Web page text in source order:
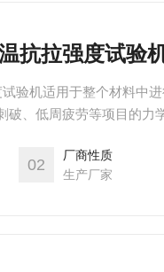
抗拉强度试验
验机适用于整个材料中
破、低周疲劳等项目的力
证，洽谈。
02
厂商性质
生产厂家